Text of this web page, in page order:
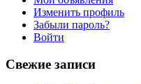
Изменить профиль
Забыли пароль?
Войти
Свежие записи